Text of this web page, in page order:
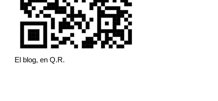
El blog, en Q.R.